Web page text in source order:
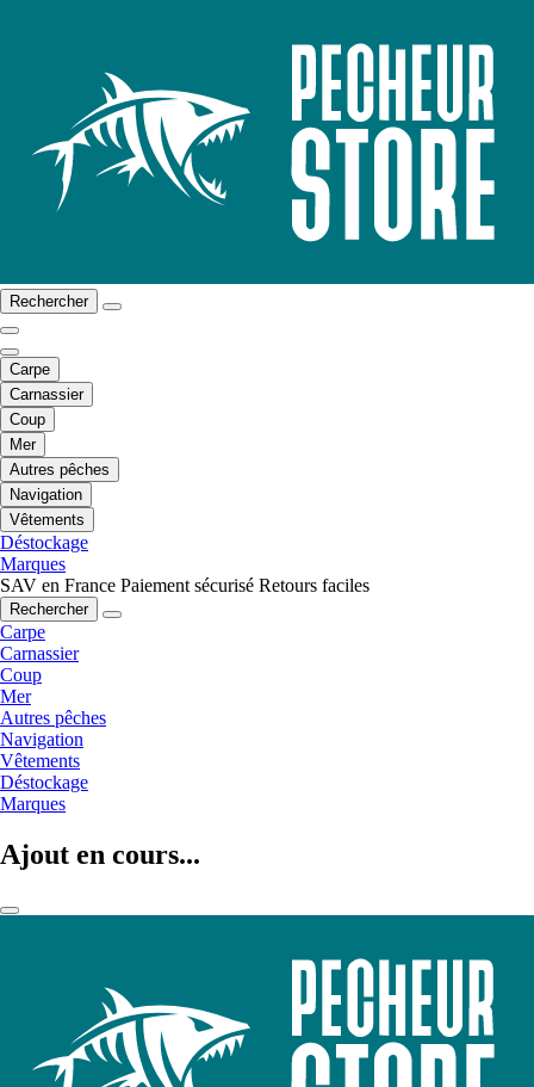
Rechercher
Carpe
Carnassier
Coup
Mer
Autres pêches
Navigation
Vêtements
Déstockage
Marques
SAV en France Paiement sécurisé Retours faciles
Rechercher
Carpe
Carnassier
Coup
Mer
Autres pêches
Navigation
Vêtements
Déstockage
Marques
Ajout en cours...